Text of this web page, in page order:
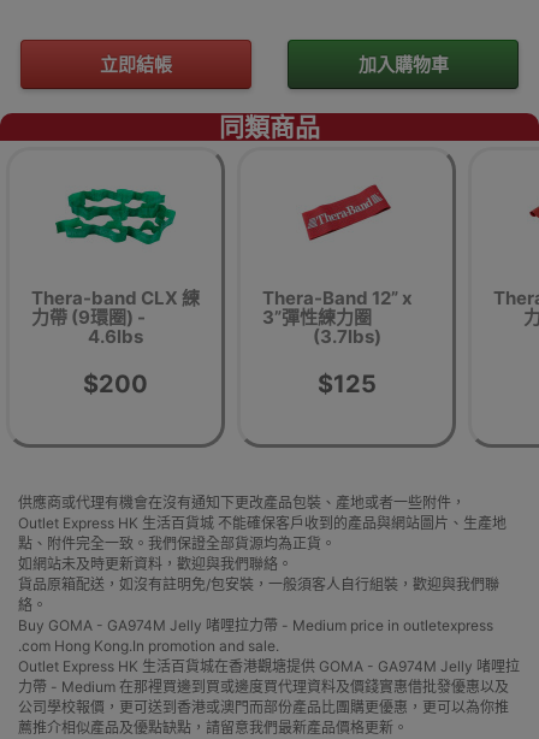
立即結帳 加入購物車
同類商品
Thera-band CLX 練
力帶 (9環圈) -
4.6lbs
$200
Thera-Band 12” x
3”彈性練力圈
(3.7lbs)
$125
供應商或代理有機會在沒有通知下更改產品包裝、產地或者一些附件，
Outlet Express HK 生活百貨城 不能確保客戶收到的產品與網站圖片、生產地
點、附件完全一致。我們保證全部貨源均為正貨。
如網站未及時更新資料，歡迎與我們聯絡。
貨品原箱配送，如沒有註明免/包安裝，一般須客人自行組裝，歡迎與我們聯
絡。
Buy GOMA - GA974M Jelly 啫哩拉力帶 - Medium price in outletexpress
.com Hong Kong.In promotion and sale.
Outlet Express HK 生活百貨城在香港觀塘提供 GOMA - GA974M Jelly 啫哩拉
力帶 - Medium 在那裡買邊到買或邊度買代理資料及價錢實惠借批發優惠以及
公司學校報價，更可送到香港或澳門而部份產品比團購更優惠，更可以為你推
薦推介相似產品及優點缺點，請留意我們最新產品價格更新。